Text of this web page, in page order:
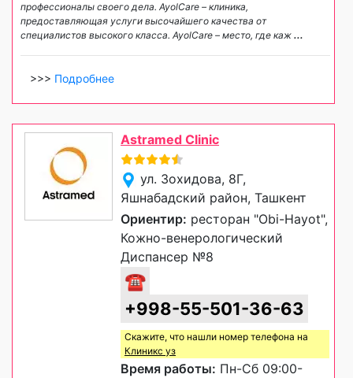
профессионалы своего дела. AyolCare – клиника,
предоставляющая услуги высочайшего качества от
специалистов высокого класса. AyolCare – место, где каж ...
>>> Подробнее
Astramed Clinic
ул. Зохидова, 8Г,
Яшнабадский район, Ташкент
Ориентир: ресторан "Obi-Hayot",
Кожно-венерологический
Диспансер №8
☎
+998-55-501-36-63
Скажите, что нашли номер телефона на
Клиникс уз
Время работы: Пн-Сб 09:00-